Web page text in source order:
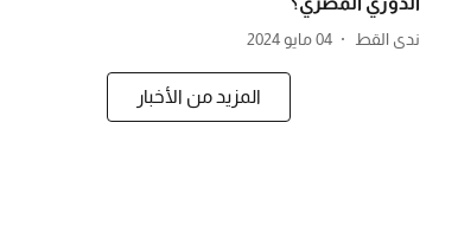
ندى القط 04 مايو 2024
المزيد من الأخبار